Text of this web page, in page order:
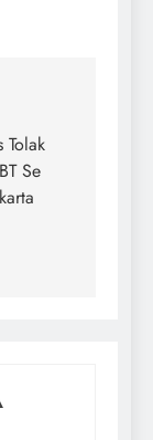
Tolak
Se